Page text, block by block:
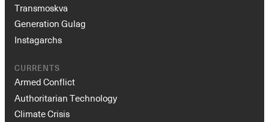
Transmoskva
Generation Gulag
Instagarchs
CURRENTS
Armed Conflict
Authoritarian Technology
Climate Crisis